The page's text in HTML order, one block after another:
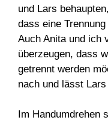
und Lars
dass eine
Auch Anita und ich
überzeugen, dass
getrennt werden
nach und lässt
Im Handumdrehen